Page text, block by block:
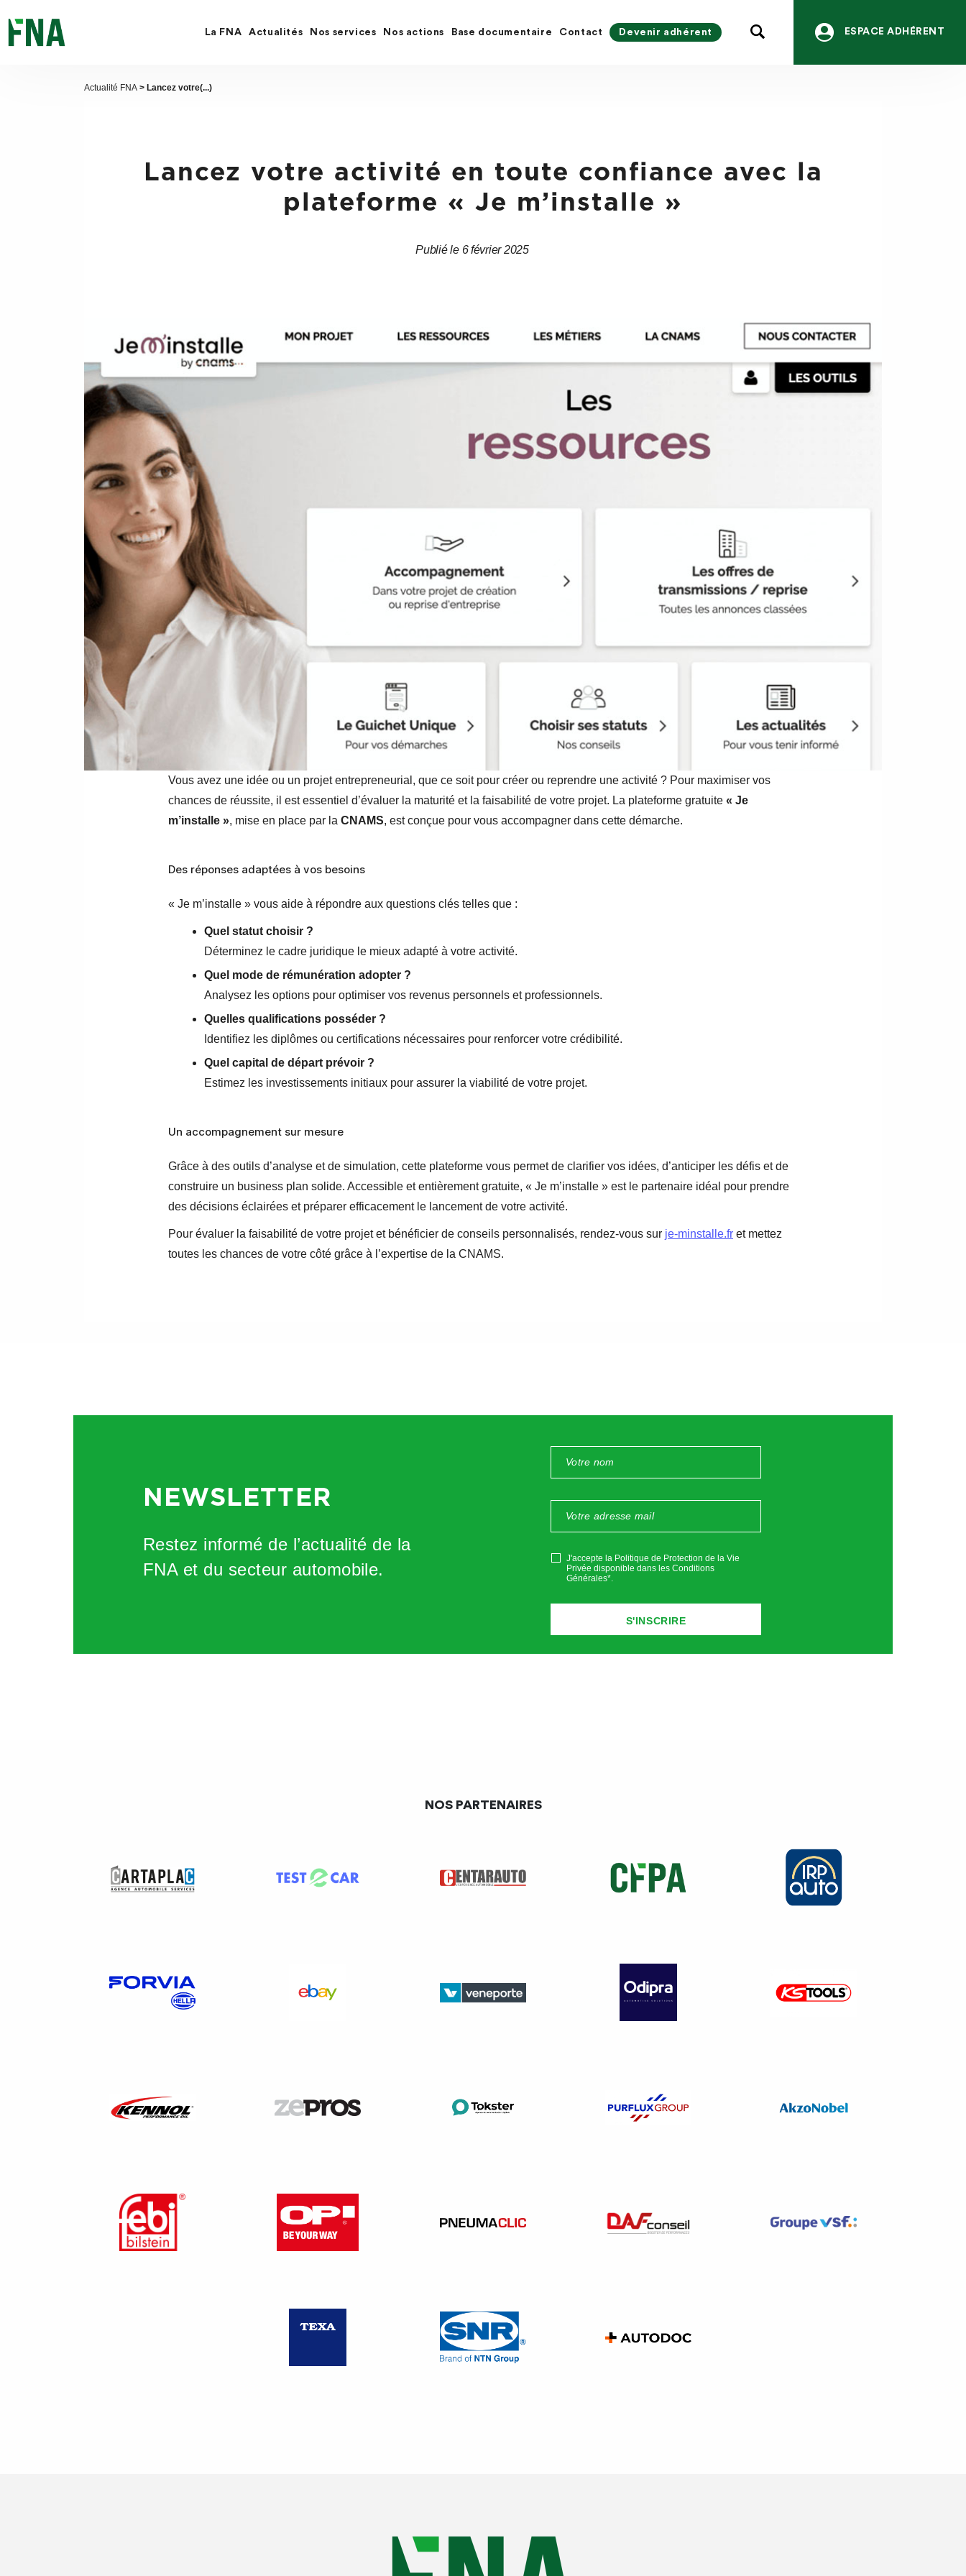
recherche
La FNA Actualités Nos services Nos actions Base documentaire Contact Devenir adhérent ESPACE ADHÉRENT
Actualité FNA > Lancez votre(...)
Lancez votre activité en toute confiance avec la
plateforme « Je m’installe »
Date
Publié le 6 février 2025
Vous avez une idée ou un projet entrepreneurial, que ce soit pour créer ou reprendre une activité ? Pour maximiser vos
chances de réussite, il est essentiel d’évaluer la maturité et la faisabilité de votre projet. La plateforme gratuite « Je
m’installe », mise en place par la CNAMS, est conçue pour vous accompagner dans cette démarche.
Des réponses adaptées à vos besoins
« Je m’installe » vous aide à répondre aux questions clés telles que :
Quel statut choisir ?
Déterminez le cadre juridique le mieux adapté à votre activité.
Quel mode de rémunération adopter ?
Analysez les options pour optimiser vos revenus personnels et professionnels.
Quelles qualifications posséder ?
Identifiez les diplômes ou certifications nécessaires pour renforcer votre crédibilité.
Quel capital de départ prévoir ?
Estimez les investissements initiaux pour assurer la viabilité de votre projet.
Un accompagnement sur mesure
Grâce à des outils d’analyse et de simulation, cette plateforme vous permet de clarifier vos idées, d’anticiper les défis et de
construire un business plan solide. Accessible et entièrement gratuite, « Je m’installe » est le partenaire idéal pour prendre
des décisions éclairées et préparer efficacement le lancement de votre activité.
Pour évaluer la faisabilité de votre projet et bénéficier de conseils personnalisés, rendez-vous sur je-minstalle.fr et mettez
toutes les chances de votre côté grâce à l’expertise de la CNAMS.
NEWSLETTER
Restez informé de l’actualité de la
FNA et du secteur automobile.
J'accepte la Politique de Protection de la Vie
Privée disponible dans les Conditions
Générales*.
NOS PARTENAIRES